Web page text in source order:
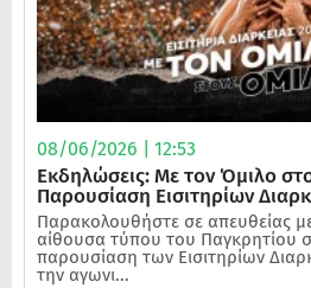
08/06/2026 | 12:53
Εκδηλώσεις: Με τον Όμιλο
Παρουσίαση Εισιτηρίων
Παρακολουθήστε σε απευθείας
αίθουσα τύπου του Παγκρητίου
παρουσίαση των Εισιτηρίων
την αγωνι...